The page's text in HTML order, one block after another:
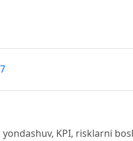
KPI, risklarni